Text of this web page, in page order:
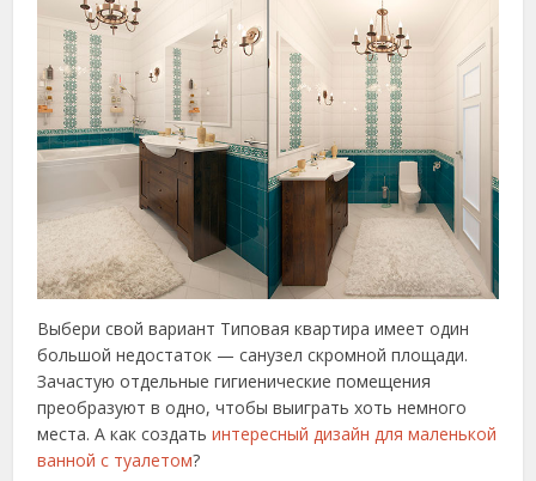
Выбери свой вариант Типовая квартира имеет один
большой недостаток — санузел скромной площади.
Зачастую отдельные гигиенические помещения
преобразуют в одно, чтобы выиграть хоть немного
места. А как создатьинтересный дизайн для маленькой
ванной с туалетом?